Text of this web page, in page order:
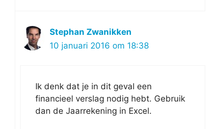
Stephan Zwanikken
10 januari 2016 om 18:38
Ik denk dat je in dit geval een
financieel verslag nodig hebt. Gebruik
dan de Jaarrekening in Excel.